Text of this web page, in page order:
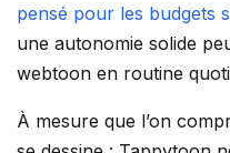
pensé pour les budgets
une autonomie solide
webtoon en routine
À mesure que l’on